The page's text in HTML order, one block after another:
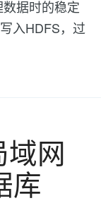
据时的稳定
入HDFS，过
网
库